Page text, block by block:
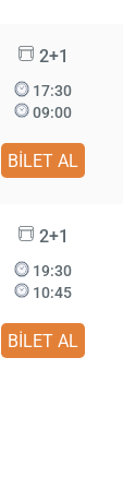
2+1
17:30
09:00
BİLET AL
2+1
19:30
10:45
BİLET AL